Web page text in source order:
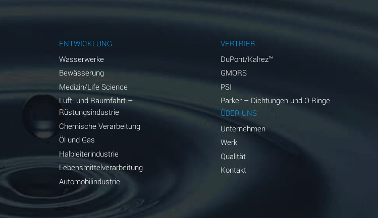
ENTWICKLUNG
Wasserwerke
Bewässerung
Medizin/Life Science
Luft- und Raumfahrt –
Rüstungsindustrie
Chemische Verarbeitung
Öl und Gas
Halbleiterindustrie
Lebensmittelverarbeitung
Automobilindustrie
VERTRIEB
DuPont/Kalrez™
GMORS
PSI
Parker – Dichtungen und O-Ringe
ÜBER UNS
Unternehmen
Werk
Qualität
Kontakt